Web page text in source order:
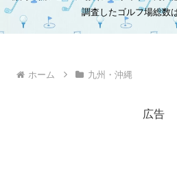
調査したゴルフ場総数
ホーム 九州・沖縄
広告